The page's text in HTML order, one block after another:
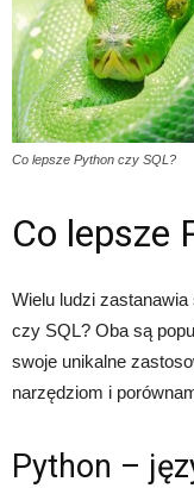
Co lepsze Python czy SQL?
Co lepsze
Wielu ludzi
czy SQL? Oba są
swoje unikalne
narzędziom i
Python –